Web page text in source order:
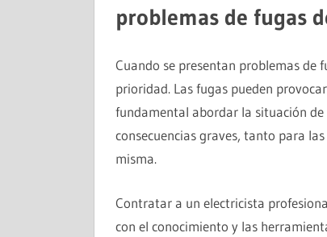
problemas de fugas
Cuando se presentan problemas de
prioridad. Las fugas pueden
fundamental abordar la situación
consecuencias graves, tanto para
misma.
Contratar a un electricista
con el conocimiento y las